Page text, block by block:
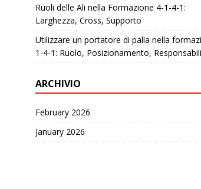
Ruoli delle Ali nella Formazione 4-1-4-1:
Larghezza, Cross, Supporto
Utilizzare un portatore di palla nella
1-4-1: Ruolo, Posizionamento,
ARCHIVIO
February 2026
January 2026